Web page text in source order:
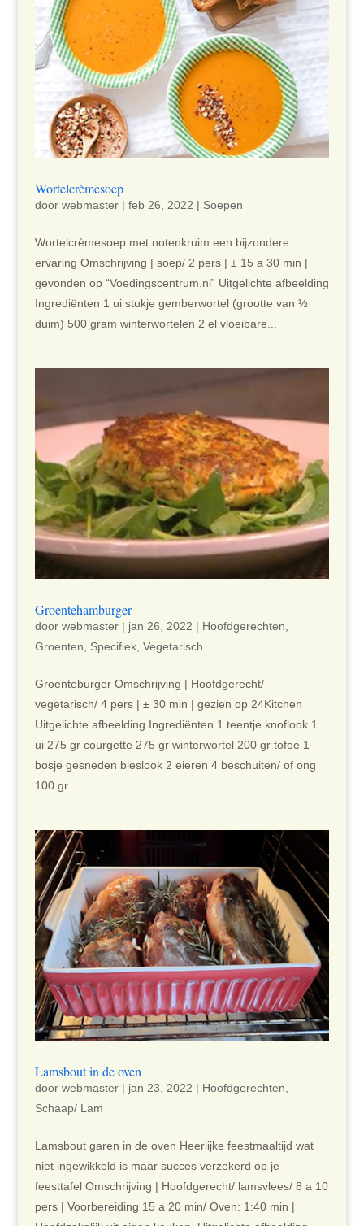
Wortelcrèmesoep
door webmaster| feb 26, 2022 | Soepen
Wortelcrèmesoep met notenkruim een bijzondere
ervaring Omschrijving | soep/ 2 pers | ± 15 a 30 min |
gevonden op “Voedingscentrum.nl” Uitgelichte afbeelding
Ingrediënten 1 ui stukje gemberwortel (grootte van ½
duim) 500 gram winterwortelen 2 el vloeibare...
Groentehamburger
door webmaster| jan 26, 2022 | Hoofdgerechten
Groenten
Specifiek, Vegetarisch
Groenteburger Omschrijving | Hoofdgerecht/
vegetarisch/ 4 pers | ± 30 min | gezien op 24Kitchen
Uitgelichte afbeelding Ingrediënten 1 teentje knoflook 1
ui 275 gr courgette 275 gr winterwortel 200 gr tofoe 1
bosje gesneden bieslook 2 eieren 4 beschuiten/ of ong
100 gr...
Lamsbout in de oven
door webmaster| jan 23, 2022 | Hoofdgerechten
Schaap/ Lam
Lamsbout garen in de oven Heerlijke feestmaaltijd wat
niet ingewikkeld is maar succes verzekerd op je
feesttafel Omschrijving | Hoofdgerecht/ lamsvlees/ 8 a 10
pers | Voorbereiding 15 a 20 min/ Oven: 1:40 min |